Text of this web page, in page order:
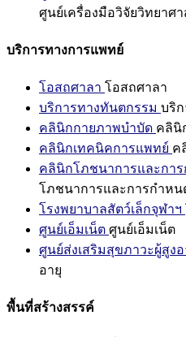
ศูนย์เครื่องมือวิจัยวิทยาศ
บริการทางการแพทย์
โอสถศาลา โอสถศาลา
บริการทางทันตกรรม บริ
คลินิกกายภาพบำบัด คลินิ
คลินิกเทคนิคการแพทย์ ค
คลินิกโภชนาการและกา
โภชนาการและการกำหน
โรงพยาบาลสัตว์เล็กจุฬาฯ
ศูนย์เอ็มเน็ต ศูนย์เอ็มเน็ต
ศูนย์ส่งเสริมสุขภาวะผู้สูงอ
อายุ
พื้นที่สร้างสรรค์